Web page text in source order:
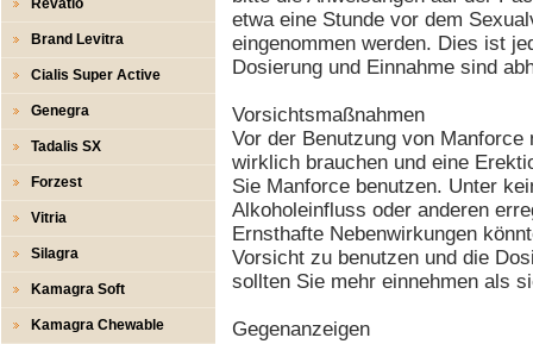
Revatio
Brand Levitra
Cialis Super Active
Genegra
Tadalis SX
Forzest
Vitria
Silagra
Kamagra Soft
Kamagra Chewable
etwa eine Stunde vor dem
eingenommen werden. Dies ist
Dosierung und Einnahme sind
Vorsichtsmaßnahmen
Vor der Benutzung von
wirklich brauchen und eine
Sie Manforce benutzen. Unter
Alkoholeinfluss oder anderen
Ernsthafte Nebenwirkungen
Vorsicht zu benutzen und die
sollten Sie mehr einnehmen als
Gegenanzeigen